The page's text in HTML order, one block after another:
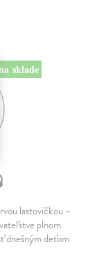
sklade
lastovičkou –
plnom
dnešným deťom